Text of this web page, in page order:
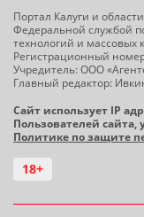
Портал Калуги и области
Федеральной службой
технологий и массовых
Регистрационный
Учредитель: ООО
Главный редактор:
Сайт использует IP
Пользователей сайта,
Политике по защите
18+